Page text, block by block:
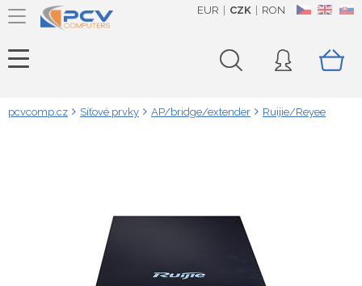
CZ EN SK
EUR CZK RON
pcvcomp.cz Síťové prvky AP/bridge/extender Ruijie/Reyee